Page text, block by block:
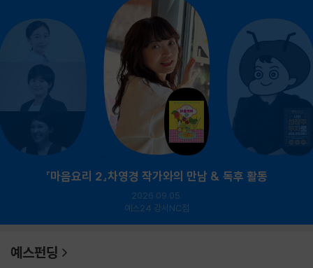
『마음요리 2』차영경 작가와의 만남 & 독후 활동
2026.09.05.
예스24 강서NC점
예스펀딩